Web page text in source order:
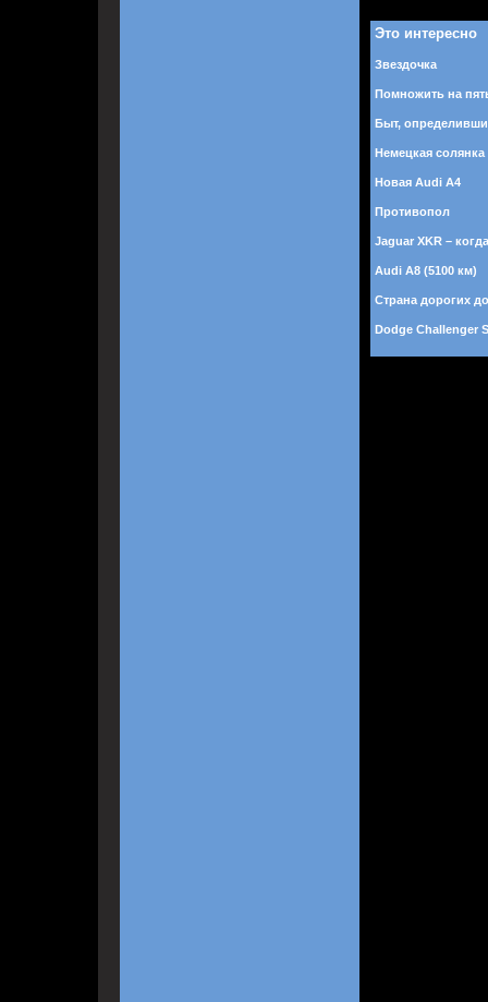
Это интересно
Звездочка
Помножить на
Быт,
Немецкая солянка
Новая Audi A4
Противопол
Jaguar XKR –
Audi A8 (5100 км)
Страна дорогих
Dodge Challenger